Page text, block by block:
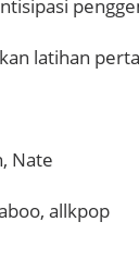
latihan
Nate
allkpop